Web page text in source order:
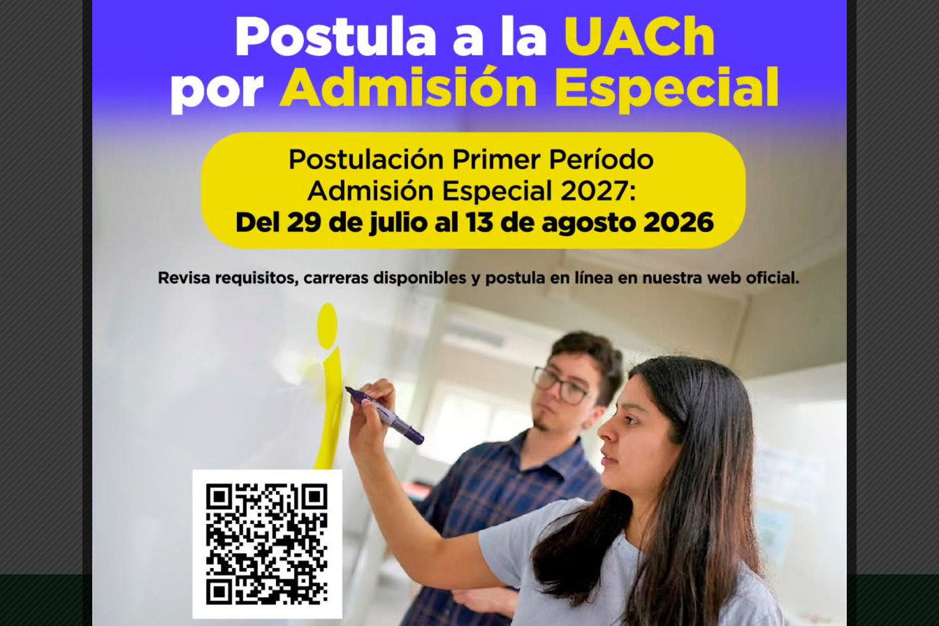
Paola Segovia Dr. Alexander Neaman Seminario Perú 84 0
Seminario Internacional abordó temática de suelo y sostenibilidad
El Dr. Alexander Neaman, profesor titular del Instituto de Ingeniería Agraria y Suelos de la Universidad Austral de Chile, fue invitado como expositor
al Seminario Internacional “Importancia del suelo y prácticas de manejo para una producción sostenible”, organizado por el Instituto Nacional de
Innovación Agraria, Perú. La actividad, que se desarrolló el 17 de julio …
Dr. Alexander Neaman 114 0
Artículo sobre Calidad del Suelo
Calidad de Suelo «Conocimientos sobre el suelo inciden en su conservación» y «Respuestas» Escrito por el Dr. Alexander Neaman y José Verdejo,
Programa de Magíster en Ciencias del Suelo, Instituto de Ingeniería Agraria y Suelos, Facultad de Ciencias Agrarias y Alimentarias, Universidad
Austral de Chile y por el Dr. Óscar Martínez, Instituto de Bioquímica y …